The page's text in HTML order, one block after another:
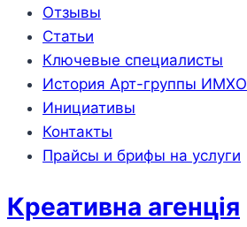
Отзывы
Статьи
Ключевые специалисты
История Арт-группы ИМХО
Инициативы
Контакты
Прайсы и брифы на услуги
Креативна агенція